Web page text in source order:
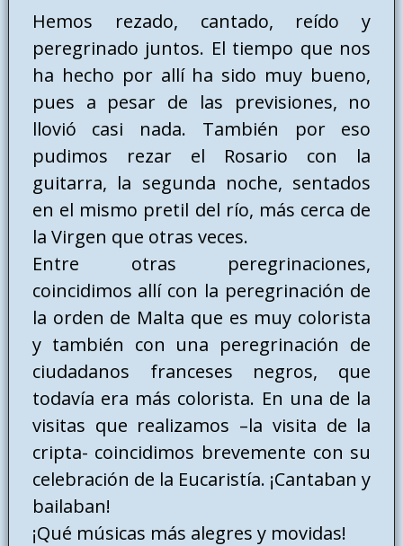
Hemos rezado, cantado, reído y
peregrinado juntos. El tiempo que nos
ha hecho por allí ha sido muy bueno,
pues a pesar de las previsiones, no
llovió casi nada. También por eso
pudimos rezar el Rosario con la
guitarra, la segunda noche, sentados
en el mismo pretil del río, más cerca de
la Virgen que otras veces.
Entre otras peregrinaciones,
coincidimos allí con la peregrinación de
la orden de Malta que es muy colorista
y también con una peregrinación de
ciudadanos franceses negros, que
todavía era más colorista. En una de la
visitas que realizamos –la visita de la
cripta- coincidimos brevemente con su
celebración de la Eucaristía. ¡Cantaban y
bailaban!
¡Qué músicas más alegres y movidas!